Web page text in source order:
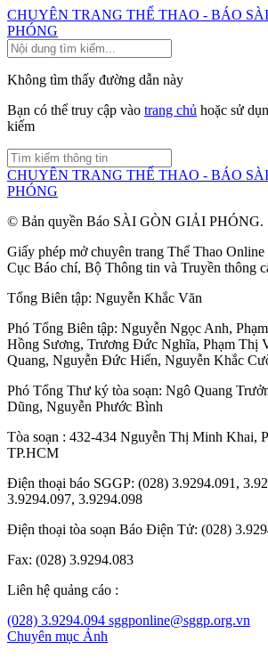
CHUYÊN TRANG THỂ THAO - BÁO
PHÓNG
Không tìm thấy đường dẫn này
Bạn có thể truy cập vào trang chủ hoặc sử
kiếm
CHUYÊN TRANG THỂ THAO - BÁO
PHÓNG
© Bản quyền Báo SÀI GÒN GIẢI PHÓNG.
Giấy phép mở chuyên trang Thể Thao
Cục Báo chí, Bộ Thông tin và Truyền thông
Tổng Biên tập: Nguyễn Khắc Văn
Phó Tổng Biên tập: Nguyễn Ngọc Anh,
Hồng Sương, Trương Đức Nghĩa, Phạm Thị
Quang, Nguyễn Đức Hiển, Nguyễn Khắc
Phó Tổng Thư ký tòa soạn: Ngô Quang
Dũng, Nguyễn Phước Bình
Tòa soạn : 432-434 Nguyễn Thị Minh Khai,
TP.HCM
Điện thoại báo SGGP: (028) 3.9294.091,
3.9294.097, 3.9294.098
Điện thoại tòa soạn Báo Điện Tử: (028)
Fax: (028) 3.9294.083
Liên hệ quảng cáo :
(028) 3.9294.094 sggponline@sggp.org.vn
Chuyên mục Ảnh